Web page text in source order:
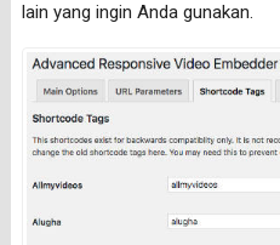
lain yang ingin Anda gunakan.